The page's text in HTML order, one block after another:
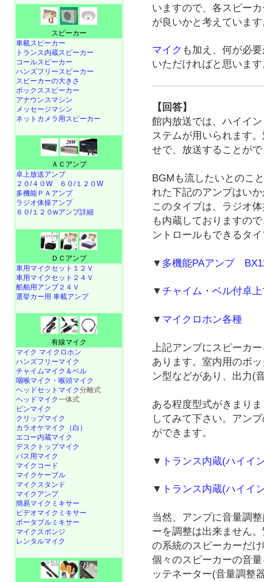
いますので、各スピー
が良いかと考えていま
マイク も加え、何が必
いただければと思いま
【回答】
館内放送では、ハイイ
ステムが用いられます
せで、放送することが
BGMも流したいとのこ
れた下記のアンプはい
このタイプは、ラジオ
も内蔵しておりますの
ントロールもできるタ
▼ 多機能PAアンプ
▼ チャイム・ベル付卓
▼ マイクロホン各種
上記アンプにスピーカ
あります。室内用のボ
ン型などがあり、出力(
ある程度型式がきまり
してみて下さい。アン
ができます。
▼ トランス内蔵(ハイイ
▼ トランス内蔵(ハイイ
当然、アンプに音量調
ーを調整は出来ません
の系統のスピーカーだ
個々のスピーカーの音
ッテネーター(音量調整
スピーカー
車載スピーカー
トランス内蔵スピーカー
コールスピーカー
ハンズフリースピーカー
スピーカーの大きさ
ボックススピーカー
アナウンスマシン
メッセージマシン
ネットカメラ用スピーカー
ＡＣアンプ
卓上放送アンプ
２０/４０W
６０/１２０W
多機能ＰＡアンプ
ラジオ体操アンプ
６０/１２０wアンプ詳細
ＤＣアンプ
車用マイクセット１２Ｖ
車用マイクセット２４Ｖ
船舶用アンプ２４Ｖ
選挙カー用 車載アンプ
有線マイク
マイク マイクロホン
ハンズフリーマイク
チャイムマイク＆ベル
咽喉マイク・喉頭マイク
ヘッドセットマイク分離式
ヘッドマイク一体式
ピンマイク
クリップマイク
カラオケマイク（白）
エコー内蔵マイク
デスクトップマイク
バス用マイク
マイクコード
マイクケーブル
マイクスタンド
マイクアンプ
簡易マイクミキサー
ビデオマイクミキサー
ポータブルミキサー
マイクスポンジ
レンタルマイク